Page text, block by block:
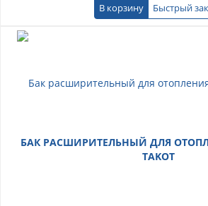
В корзину Быстрый
БАК РАСШИРИТЕЛЬНЫЙ ДЛЯ
TAKOT